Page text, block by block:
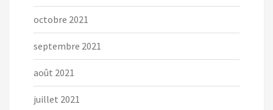
octobre 2021
septembre 2021
août 2021
juillet 2021